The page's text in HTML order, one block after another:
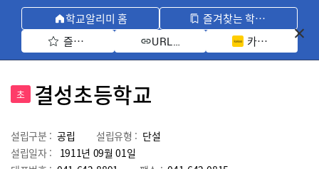
학교알리미 홈
즐겨찾는 학교 모아보기
즐겨찾기 선택
URL 복사 카카오톡 공유
초 결성초등학교
설립구분 : 공립 설립유형 : 단설
설립일자 :
1911년 09월 01일